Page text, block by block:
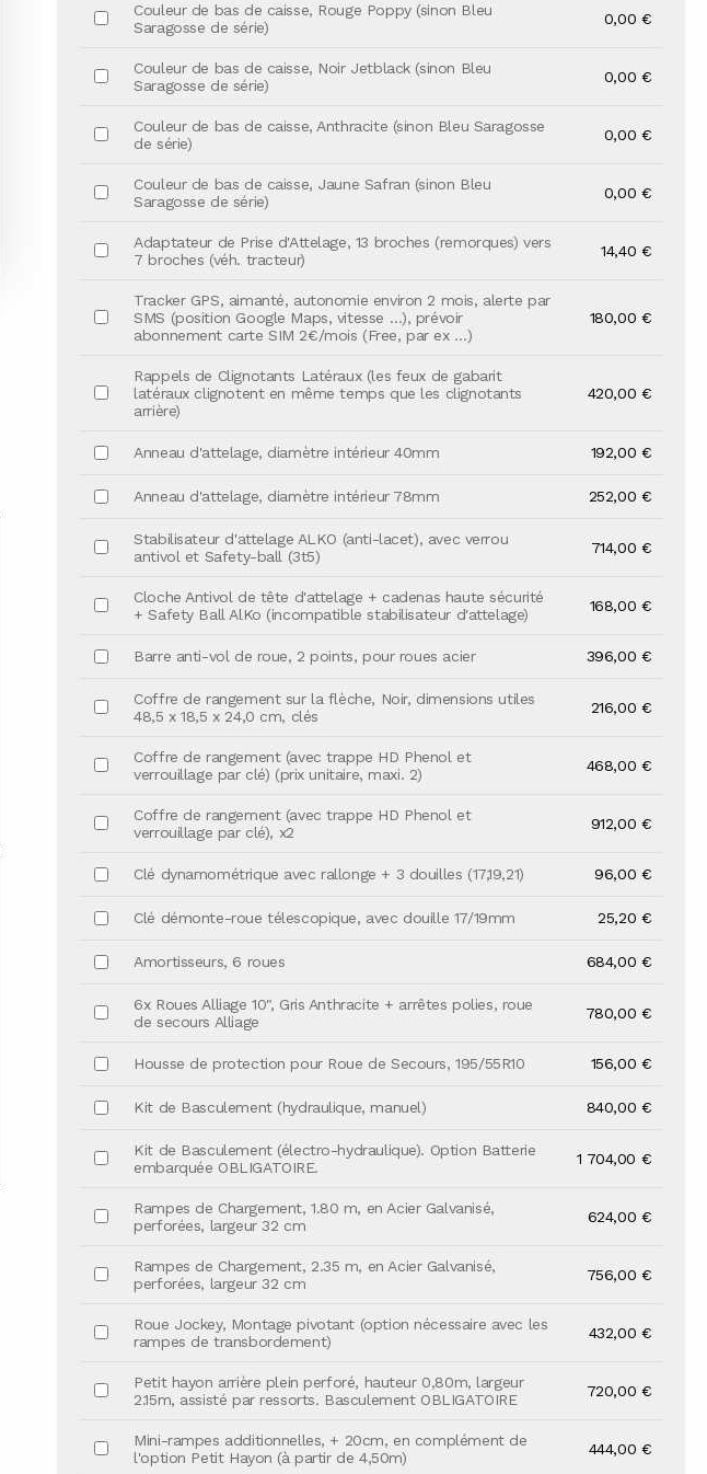
Couleur de bas de caisse, Rouge Poppy (sinon Bleu
Saragosse de série)
0,00 €
Couleur de bas de caisse, Noir Jetblack (sinon Bleu
Saragosse de série)
0,00 €
Couleur de bas de caisse, Anthracite (sinon Bleu Saragosse
de série)
0,00 €
Couleur de bas de caisse, Jaune Safran (sinon Bleu
Saragosse de série)
0,00 €
Adaptateur de Prise d'Attelage, 13 broches (remorques) vers
7 broches (véh. tracteur)
14,40 €
Tracker GPS, aimanté, autonomie environ 2 mois, alerte par
SMS (position Google Maps, vitesse …), prévoir
abonnement carte SIM 2€/mois (Free, par ex …)
180,00 €
Rappels de Clignotants Latéraux (les feux de gabarit
latéraux clignotent en même temps que les clignotants
arrière)
420,00 €
Anneau d'attelage, diamètre intérieur 40mm 192,00 €
Anneau d'attelage, diamètre intérieur 78mm 252,00 €
Stabilisateur d'attelage ALKO (anti-lacet), avec verrou
antivol et Safety-ball (3t5)
714,00 €
Cloche Antivol de tête d'attelage + cadenas haute sécurité
+ Safety Ball AlKo (incompatible stabilisateur d'attelage)
168,00 €
Barre anti-vol de roue, 2 points, pour roues acier 396,00 €
Coffre de rangement sur la flèche, Noir, dimensions utiles
48,5 x 18,5 x 24,0 cm, clés
216,00 €
Coffre de rangement (avec trappe HD Phenol et
verrouillage par clé) (prix unitaire, maxi. 2)
468,00 €
Coffre de rangement (avec trappe HD Phenol et
verrouillage par clé), x2
912,00 €
Clé dynamométrique avec rallonge + 3 douilles (17,19,21) 96,00 €
Clé démonte-roue télescopique, avec douille 17/19mm 25,20 €
Amortisseurs, 6 roues 684,00 €
6x Roues Alliage 10", Gris Anthracite + arrêtes polies, roue
de secours Alliage
780,00 €
Housse de protection pour Roue de Secours, 195/55R10 156,00 €
Kit de Basculement (hydraulique, manuel) 840,00 €
Kit de Basculement (électro-hydraulique). Option Batterie
embarquée OBLIGATOIRE.
1 704,00 €
Rampes de Chargement, 1.80 m, en Acier Galvanisé,
perforées, largeur 32 cm
624,00 €
Rampes de Chargement, 2.35 m, en Acier Galvanisé,
perforées, largeur 32 cm
756,00 €
Roue Jockey, Montage pivotant (option nécessaire avec les
rampes de transbordement)
432,00 €
Petit hayon arrière plein perforé, hauteur 0,80m, largeur
2.15m, assisté par ressorts. Basculement OBLIGATOIRE
720,00 €
Mini-rampes additionnelles, + 20cm, en complément de
l'option Petit Hayon (à partir de 4,50m)
444,00 €